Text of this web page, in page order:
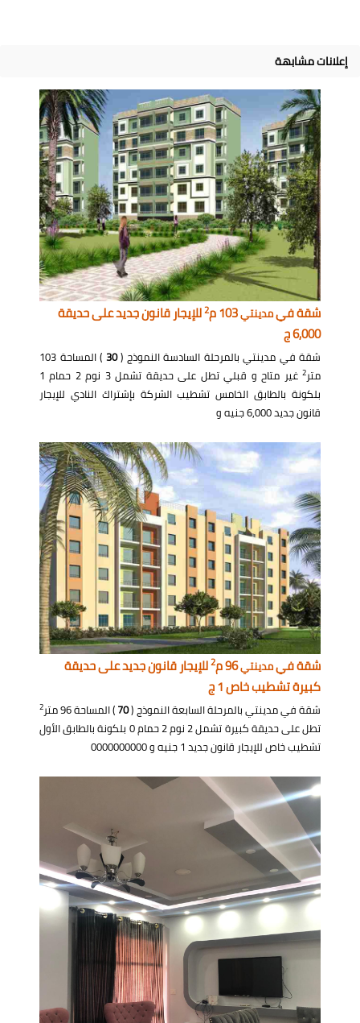
إعلانات مشابهة
شقة فيمدينتي 2للإيجار قانون جديد على حديقة
6,000 ج
شقة في مدينتي بالمرحلة السادسة النموذج (30
) المساحة 103
متر2
غير متاح و قبلي تطل على حديقة تشمل 3 نوم 2 حمام 1
بلكونة بالطابق الخامس تشطيب الشركة بإشتراك النادي للإيجار
قانون جديد 6,000 جنيه و
شقة فيمدينتي96 م 2للإيجار قانون جديد على حديقة
كبيرة تشطيب خاص 1 ج
شقة في مدينتي بالمرحلة السابعة النموذج (70) المساحة 96 متر 2
تطل على حديقة كبيرة تشمل 2 نوم 2 حمام 0 بلكونة بالطابق الأول
تشطيب خاص للإيجار قانون جديد 1 جنيه و 0000000000